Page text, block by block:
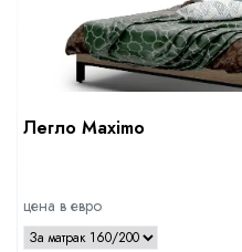
Легло Maximo
цена в евро